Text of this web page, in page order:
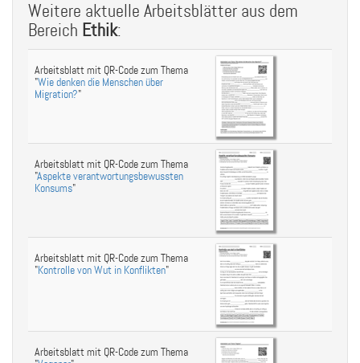
Weitere aktuelle Arbeitsblätter aus dem
Bereich Ethik:
Arbeitsblatt mit QR-Code zum Thema
"Wie denken die Menschen über
Migration?"
Arbeitsblatt mit QR-Code zum Thema
"Aspekte verantwortungsbewussten
Konsums"
Arbeitsblatt mit QR-Code zum Thema
"Kontrolle von Wut in Konflikten"
Arbeitsblatt mit QR-Code zum Thema